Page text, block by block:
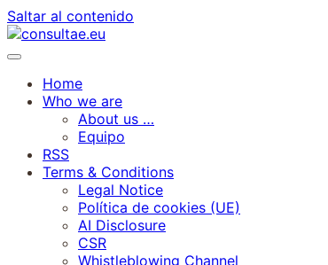
Saltar al contenido
Home
Who we are
About us …
Equipo
RSS
Terms & Conditions
Legal Notice
Política de cookies (UE)
AI Disclosure
CSR
Whistleblowing Channel